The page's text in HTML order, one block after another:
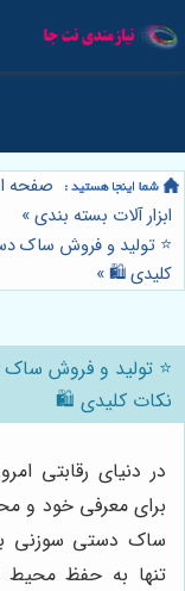
صفحه
ابزار آلات بسته بندی»
⭐️ تولید و فروش ساک
کلیدی 🛍️»
⭐️ تولید و فروش
نکات کلیدی 🛍️
در دنیای رقابتی
برای معرفی خود و
ساک دستی سوزنی به
تنها به حفظ محیط